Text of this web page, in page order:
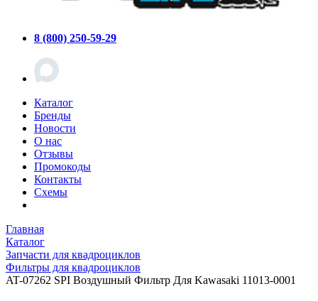
8 (800) 250-59-29
Каталог
Бренды
Новости
О нас
Отзывы
Промокоды
Контакты
Схемы
Главная
Каталог
Запчасти для квадроциклов
Фильтры для квадроциклов
AT-07262 SPI Воздушный Фильтр Для Kawasaki 11013-0001